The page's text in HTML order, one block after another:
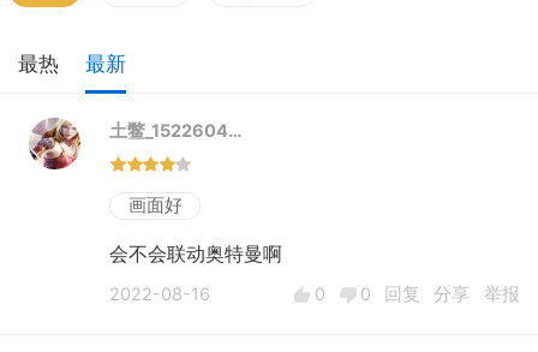
最热 最新
土鳖_1522604…
画面好
会不会联动奥特曼啊
2022-08-16 0 0 回复 分享 举报